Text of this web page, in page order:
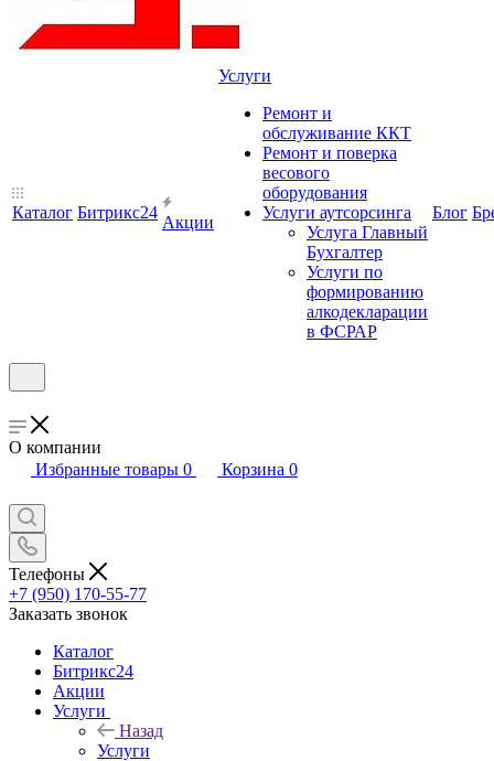
Каталог Битрикс24
Акции
Услуги
Ремонт и
обслуживание ККТ
Ремонт и поверка
весового
оборудования
Услуги аутсорсинга
Услуга Главный
Бухгалтер
Услуги по
формированию
алкодекларации
в ФСРАР
Блог
О компании
Избранные товары 0 Корзина 0
Телефоны
+7 (950) 170-55-77
Заказать звонок
Каталог
Битрикс24
Акции
Услуги
Назад
Услуги